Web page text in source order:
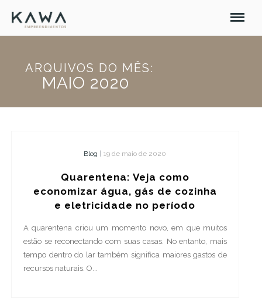
ARQUIVOS DO MÊS:
MAIO 2020
Blog 19 de maio de 2020
Quarentena: Veja como
economizar água, gás de cozinha
e eletricidade no período
A quarentena criou um momento novo, em que muitos
estão se reconectando com suas casas. No entanto, mais
tempo dentro do lar também significa maiores gastos de
recursos naturais. O...